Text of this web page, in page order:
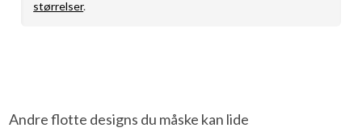
størrelser.
Andre flotte designs du måske kan lide